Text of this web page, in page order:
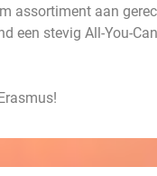
assortiment aan
een stevig All-You-